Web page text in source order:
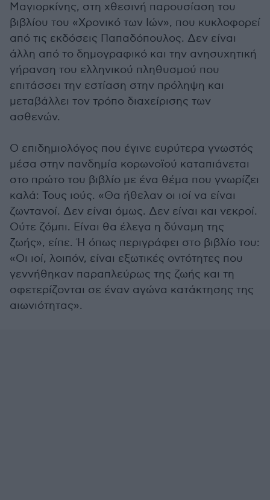
Μαγιορκίνης, στη χθεσινή παρουσίαση του
βιβλίου του «Χρονικό των Ιών», που κυκλοφορεί
από τις εκδόσεις Παπαδόπουλος. Δεν είναι
άλλη από το δημογραφικό και την ανησυχητική
γήρανση του ελληνικού πληθυσμού που
επιτάσσει την εστίαση στην πρόληψη και
μεταβάλλει τον τρόπο διαχείρισης των
ασθενών.
Ο επιδημιολόγος που έγινε ευρύτερα γνωστός
μέσα στην πανδημία κορωνοϊού καταπιάνεται
στο πρώτο του βιβλίο με ένα θέμα που γνωρίζει
καλά: Τους ιούς. «Θα ήθελαν οι ιοί να είναι
ζωντανοί. Δεν είναι όμως. Δεν είναι και νεκροί.
Ούτε ζόμπι. Είναι θα έλεγα η δύναμη της
ζωής», είπε. Ή όπως περιγράφει στο βιβλίο του:
«Οι ιοί, λοιπόν, είναι εξωτικές οντότητες που
γεννήθηκαν παραπλεύρως της ζωής και τη
σφετερίζονται σε έναν αγώνα κατάκτησης της
αιωνιότητας».